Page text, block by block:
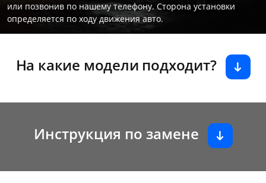
или позвонив по нашему телефону. Сторона установки
определяется по ходу движения авто.
На какие модели подходит?
Инструкция по замене